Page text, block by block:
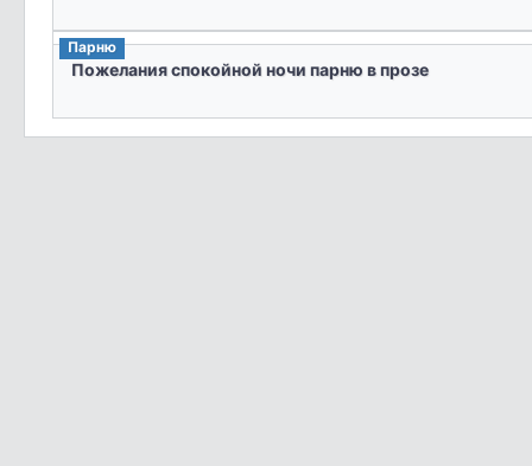
Парню
Пожелания спокойной ночи парню в прозе